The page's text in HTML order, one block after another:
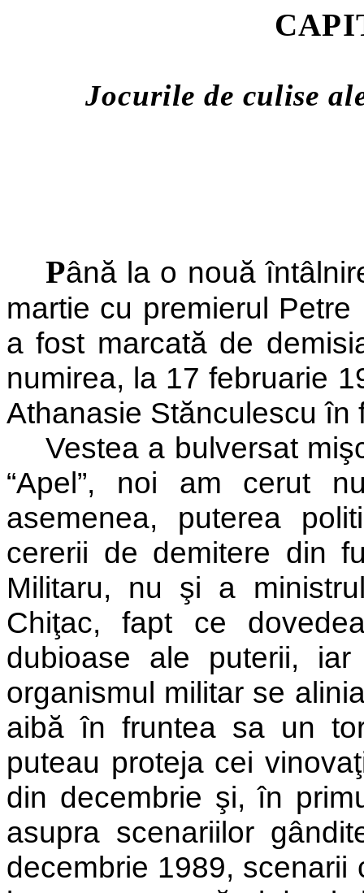
Jocurile de culise
Până la o nouă
martie cu premierul
a fost marcată de
numirea, la 17 februarie
Athanasie Stănculescu în
Vestea a bulversat
“Apel”, noi am cerut
asemenea, puterea
cererii de demitere din
Militaru, nu şi a
Chiţac, fapt ce
dubioase ale puterii,
organismul militar se
aibă în fruntea sa un
puteau proteja cei
din decembrie şi, în
asupra scenariilor
decembrie 1989, scenarii